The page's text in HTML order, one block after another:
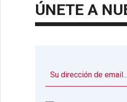
ÚNETE A